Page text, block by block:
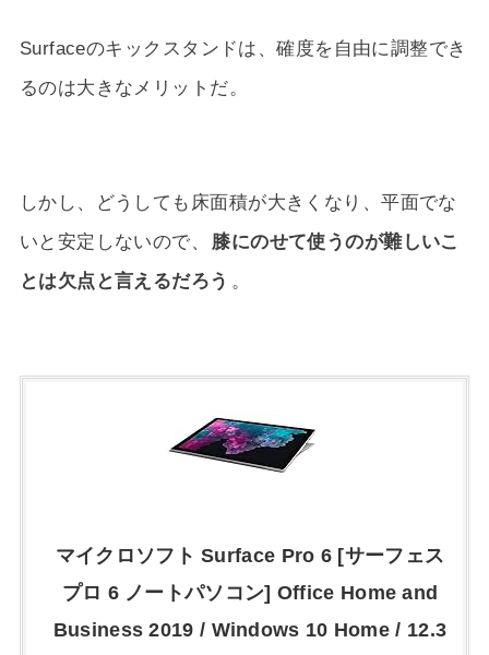
Surfaceのキックスタンドは、確度を自由に調整でき
るのは大きなメリットだ。
しかし、どうしても床面積が大きくなり、平面でな
いと安定しないので、
膝にのせて使うのが難しいこ
とは欠点と言えるだろう 。
マイクロソフト Surface Pro 6 [サーフェス
プロ 6 ノートパソコン] Office Home and
Business 2019 / Windows 10 Home / 12.3